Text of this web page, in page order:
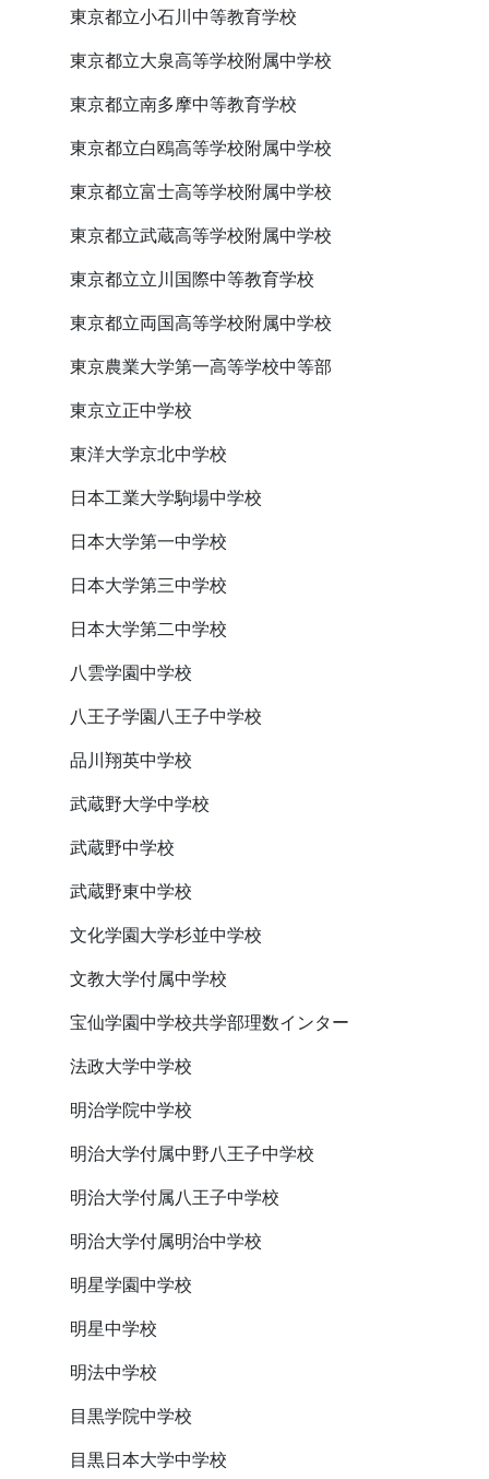
東京都立小石川中等教育学校
東京都立大泉高等学校附属中学校
東京都立南多摩中等教育学校
東京都立白鴎高等学校附属中学校
東京都立富士高等学校附属中学校
東京都立武蔵高等学校附属中学校
東京都立立川国際中等教育学校
東京都立両国高等学校附属中学校
東京農業大学第一高等学校中等部
東京立正中学校
東洋大学京北中学校
日本工業大学駒場中学校
日本大学第一中学校
日本大学第三中学校
日本大学第二中学校
八雲学園中学校
八王子学園八王子中学校
品川翔英中学校
武蔵野大学中学校
武蔵野中学校
武蔵野東中学校
文化学園大学杉並中学校
文教大学付属中学校
宝仙学園中学校共学部理数インター
法政大学中学校
明治学院中学校
明治大学付属中野八王子中学校
明治大学付属八王子中学校
明治大学付属明治中学校
明星学園中学校
明星中学校
明法中学校
目黒学院中学校
目黒日本大学中学校